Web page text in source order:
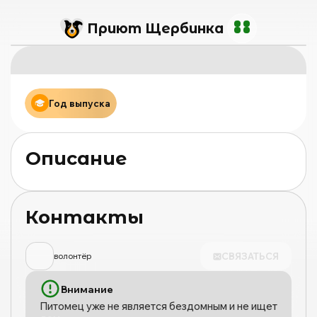
Приют Щербинка
Описание
Контакты
волонтёр СВЯЗАТЬСЯ
Внимание
Питомец уже не является бездомным и не ищет
Год выпуска